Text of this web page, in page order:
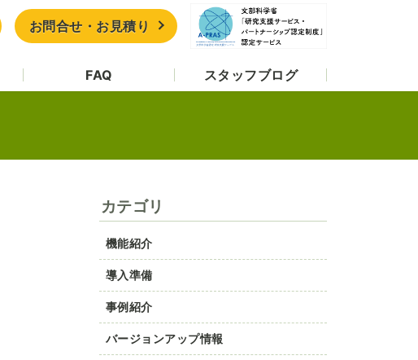
お問合せ・お見積り
FAQ スタッフブログ
カテゴリ
機能紹介
導入準備
事例紹介
バージョンアップ情報